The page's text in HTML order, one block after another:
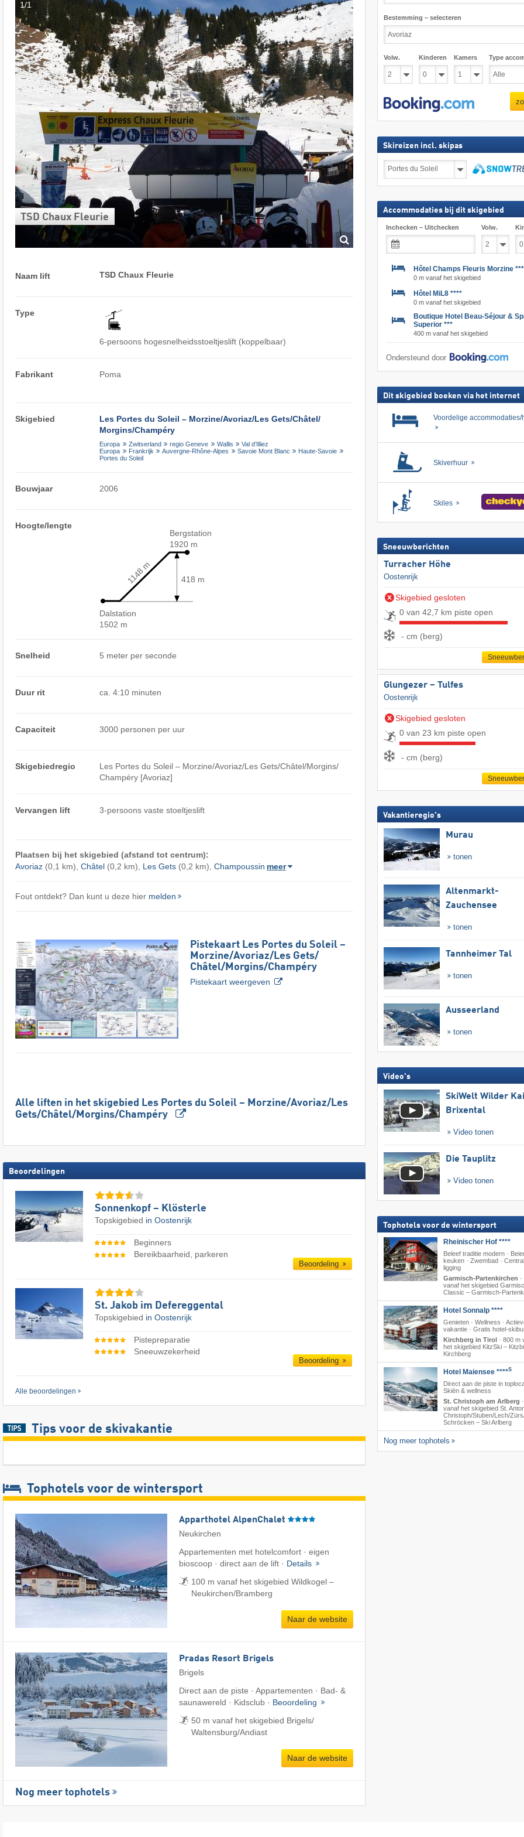
1/1
TSD Chaux Fleurie
Naam lift TSD Chaux Fleurie
Type
6-persoons hogesnelheidsstoeltjeslift (koppelbaar)
Fabrikant Poma
Skigebied
Les Portes du Soleil – Morzine/​Avoriaz/​Les Gets/​Châtel/​
Morgins/​Champéry
Europa Zwitserland regio Geneve Wallis
Val d’Illiez
Europa
Frankrijk Auvergne-Rhône-Alpes Savoie Mont Blanc
Haute-Savoie
Portes du Soleil
Bouwjaar 2006
Hoogte/lengte
Dalstation
1502 m
Bergstation
1920 m
418 m
1148 m
Snelheid 5 meter per seconde
Duur rit ca. 4:10 minuten
Capaciteit 3000 personen per uur
Skigebiedregio
Les Portes du Soleil – Morzine/​​Avoriaz/​​Les Gets/​​Châtel/​​Morgins/​​
Champéry [Avoriaz]
Vervangen lift 3-persoons vaste stoeltjeslift
Plaatsen bij het skigebied (afstand tot centrum):
Avoriaz(0,1 km), Châtel(0,2 km), Les Gets(0,2 km), Champoussin meer
Fout ontdekt? Dan kunt u deze hier melden
Pistekaart Les Portes du Soleil –
Morzine/​Avoriaz/​Les Gets/​
Châtel/​Morgins/​Champéry
Pistekaart weergeven
Alle liften in het skigebied Les Portes du Soleil – Morzine/​Avoriaz/​Les
Gets/​Châtel/​Morgins/​Champéry
Beoordelingen
Sonnenkopf – Klösterle
Topskigebied in Oostenrijk
Beginners
Bereikbaarheid, parkeren
Beoordeling
St. Jakob im Defereggental
Topskigebied in Oostenrijk
Pistepreparatie
Sneeuwzekerheid
Beoordeling
Alle beoordelingen
Tips voor de skivakantie
Tophotels voor de wintersport
Apparthotel AlpenChalet
Neukirchen
Appartementen met hotelcomfort · eigen
bioscoop · direct aan de lift · Details
100 m vanaf het skigebied Wildkogel –
Neukirchen/​Bramberg
Naar de website
Pradas Resort Brigels
Brigels
Direct aan de piste · Appartementen · Bad- &
saunawereld · Kidsclub · Beoordeling
50 m vanaf het skigebied Brigels/​
Waltensburg/​Andiast
Naar de website
Nog meer tophotels
Bestemming – selecteren
Volw. Kinderen Kamers Type
Skireizen incl. skipas
incl.
Accommodaties bij dit skigebied
Inchecken – Uitchecken Volw.
Hôtel Champs Fleuris Morzine
0 m vanaf het skigebied
Hôtel MiL8 ****
0 m vanaf het skigebied
Boutique Hotel Beau-Séjour &
Superior ***
400 m vanaf het skigebied
Ondersteund door
Dit skigebied boeken via het internet
Voordelige accommodaties/
Skiverhuur
Skiles
Sneeuwberichten
Turracher Höhe
Oostenrijk
Skigebied gesloten
0 van 42,7 km piste open
- cm (berg)
Glungezer – Tulfes
Oostenrijk
Skigebied gesloten
0 van 23 km piste open
- cm (berg)
Vakantieregio's
Murau
tonen
Altenmarkt-
Zauchensee
tonen
Tannheimer Tal
tonen
Ausseerland
tonen
Video's
SkiWelt Wilder
Brixental
Video tonen
Die Tauplitz
Video tonen
Tophotels voor de wintersport
Rheinischer Hof ****
Beleef traditie modern ·
keuken · Zwembad ·
ligging
Garmisch-Partenkirchen ·
vanaf het skigebied
Classic – Garmisch-
Hotel Sonnalp ****
Genieten · Wellness ·
vakantie · Gratis hotel-
Kirchberg in Tirol· 800 m
het skigebied KitzSki –
Kirchberg
Hotel Maiensee ****S
Direct aan de piste in
Skiën & wellness
St. Christoph am Arlberg ·
vanaf het skigebied St.
Christoph/​Stuben/​Lech/​
Schröcken – Ski Arlberg
Nog meer tophotels